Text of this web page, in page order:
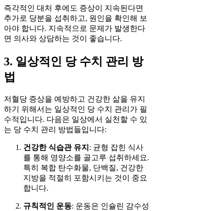
즉각적인 대처 후에도 증상이 지속된다면
추가로 당분을 섭취하고, 원인을 확인해 보
아야 합니다. 지속적으로 문제가 발생한다
면 의사와 상담하는 것이 좋습니다.
3. 일상적인 당 수치 관리 방
법
저혈당 증상을 예방하고 건강한 삶을 유지
하기 위해서는 일상적인 당 수치 관리가 필
수적입니다. 다음은 일상에서 실천할 수 있
는 당 수치 관리 방법들입니다:
건강한 식습관 유지 : 균형 잡힌 식사
를 통해 영양소를 골고루 섭취하세요.
특히 복합 탄수화물, 단백질, 건강한
지방을 적절히 포함시키는 것이 중요
합니다.
규칙적인 운동: 운동은 인슐린 감수성